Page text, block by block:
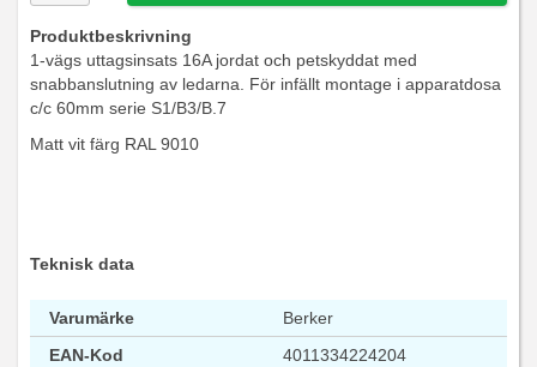
Produktbeskrivning
1-vägs uttagsinsats 16A jordat och petskyddat med
snabbanslutning av ledarna. För infällt montage i apparatdosa
c/c 60mm serie S1/B3/B.7
Matt vit färg RAL 9010
Teknisk data
Varumärke
Berker
EAN-Kod
4011334224204